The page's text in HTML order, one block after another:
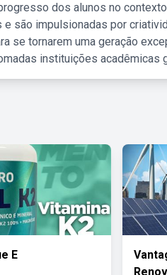
dos alunos no
são impulsionadas por
se tornarem uma geração
instituições acadêmicas
E